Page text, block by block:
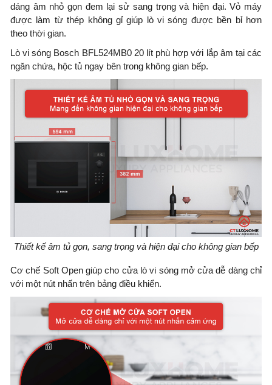
dáng âm nhỏ gọn đem lại sử sang trọng và hiện đại. Vỏ máy
được làm từ thép không gỉ giúp lò vi sóng được bền bỉ hơn
theo thời gian.
Lò vi sóng Bosch BFL524MB0 20 lít phù hợp với lắp âm tại các
ngăn chứa, hộc tủ ngay bên trong không gian bếp.
Thiết kế âm tủ gọn, sang trọng và hiện đại cho không gian bếp
Cơ chế Soft Open giúp cho cửa lò vi sóng mở cửa dễ dàng chỉ
với một nút nhấn trên bảng điều khiển.